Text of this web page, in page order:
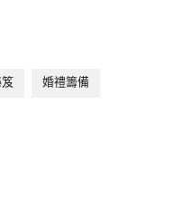
婚禮籌備